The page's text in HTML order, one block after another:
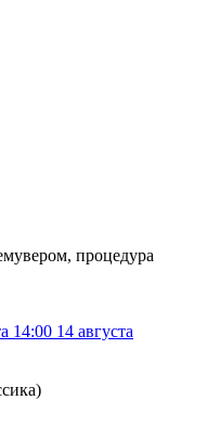
процедура
14:00 14 августа